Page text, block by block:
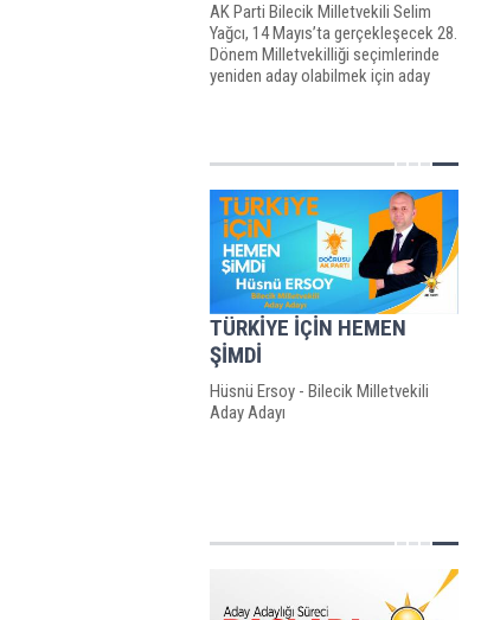
AK Parti Bilecik Milletvekili Selim
Yağcı, 14 Mayıs’ta gerçekleşecek 28.
Dönem Milletvekilliği seçimlerinde
yeniden aday olabilmek için aday
TÜRKİYE İÇİN HEMEN
ŞİMDİ
Hüsnü Ersoy - Bilecik Milletvekili
Aday Adayı